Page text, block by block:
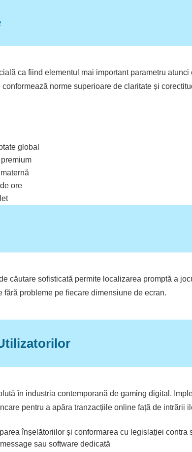
ca fiind elementul mai important parametru atunci
norme superioare de claritate și
global
ore
căutare sofisticată permite localizarea promptă a
probleme pe fiecare dimensiune de ecran.
în industria contemporană de gaming digital.
pentru a apăra tranzacțiile online față de intrării
înșelătoriilor și conformarea cu legislației contra
sau software dedicată